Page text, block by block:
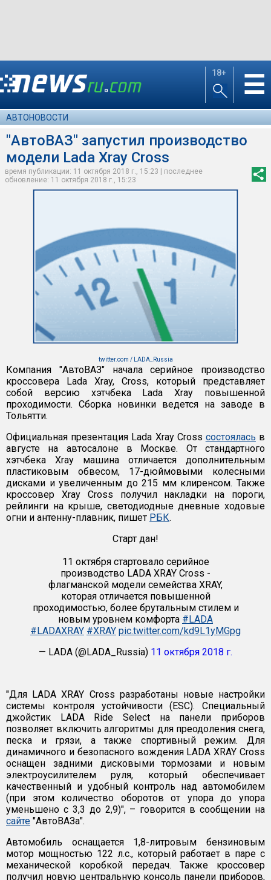
18+ ☰
АВТОНОВОСТИ
"АвтоВАЗ" запустил производство
модели Lada Xray Cross
время публикации: 11 октября 2018 г., 15:23 | последнее
обновление: 11 октября 2018 г., 15:23
twitter.com / LADA_Russia
Компания "АвтоВАЗ" начала серийное производство
кроссовера Lada Xray, Cross, который представляет
собой версию хэтчбека Lada Xray повышенной
проходимости. Сборка новинки ведется на заводе в
Тольятти.
Официальная презентация Lada Xray Cross состоялась в
августе на автосалоне в Москве. От стандартного
хэтчбека Xray машина отличается дополнительным
пластиковым обвесом, 17-дюймовыми колесными
дисками и увеличенным до 215 мм клиренсом. Также
кроссовер Xray Cross получил накладки на пороги,
рейлинги на крыше, светодиодные дневные ходовые
огни и антенну-плавник, пишет РБК.
Старт дан!
11 октября стартовало серийное
производство LADA XRAY Cross -
флагманской модели семейства XRAY,
которая отличается повышенной
проходимостью, более брутальным стилем и
новым уровнем комфорта #LADA
#LADAXRAY #XRAY pic.twitter.com/kd9L1yMGpg
— LADA (@LADA_Russia) 11 октября 2018 г.
"Для LADA XRAY Cross разработаны новые настройки
системы контроля устойчивости (ESC). Специальный
джойстик LADA Ride Select на панели приборов
позволяет включить алгоритмы для преодоления снега,
песка и грязи, а также спортивный режим. Для
динамичного и безопасного вождения LADA XRAY Cross
оснащен задними дисковыми тормозами и новым
электроусилителем руля, который обеспечивает
качественный и удобный контроль над автомобилем
(при этом количество оборотов от упора до упора
уменьшено с 3,3 до 2,9)", – говорится в сообщении на
сайте "АвтоВАЗа".
Автомобиль оснащается 1,8-литровым бензиновым
мотор мощностью 122 л.с., который работает в паре с
механической коробкой передач. Также кроссовер
получил новую центральную консоль панели приборов,